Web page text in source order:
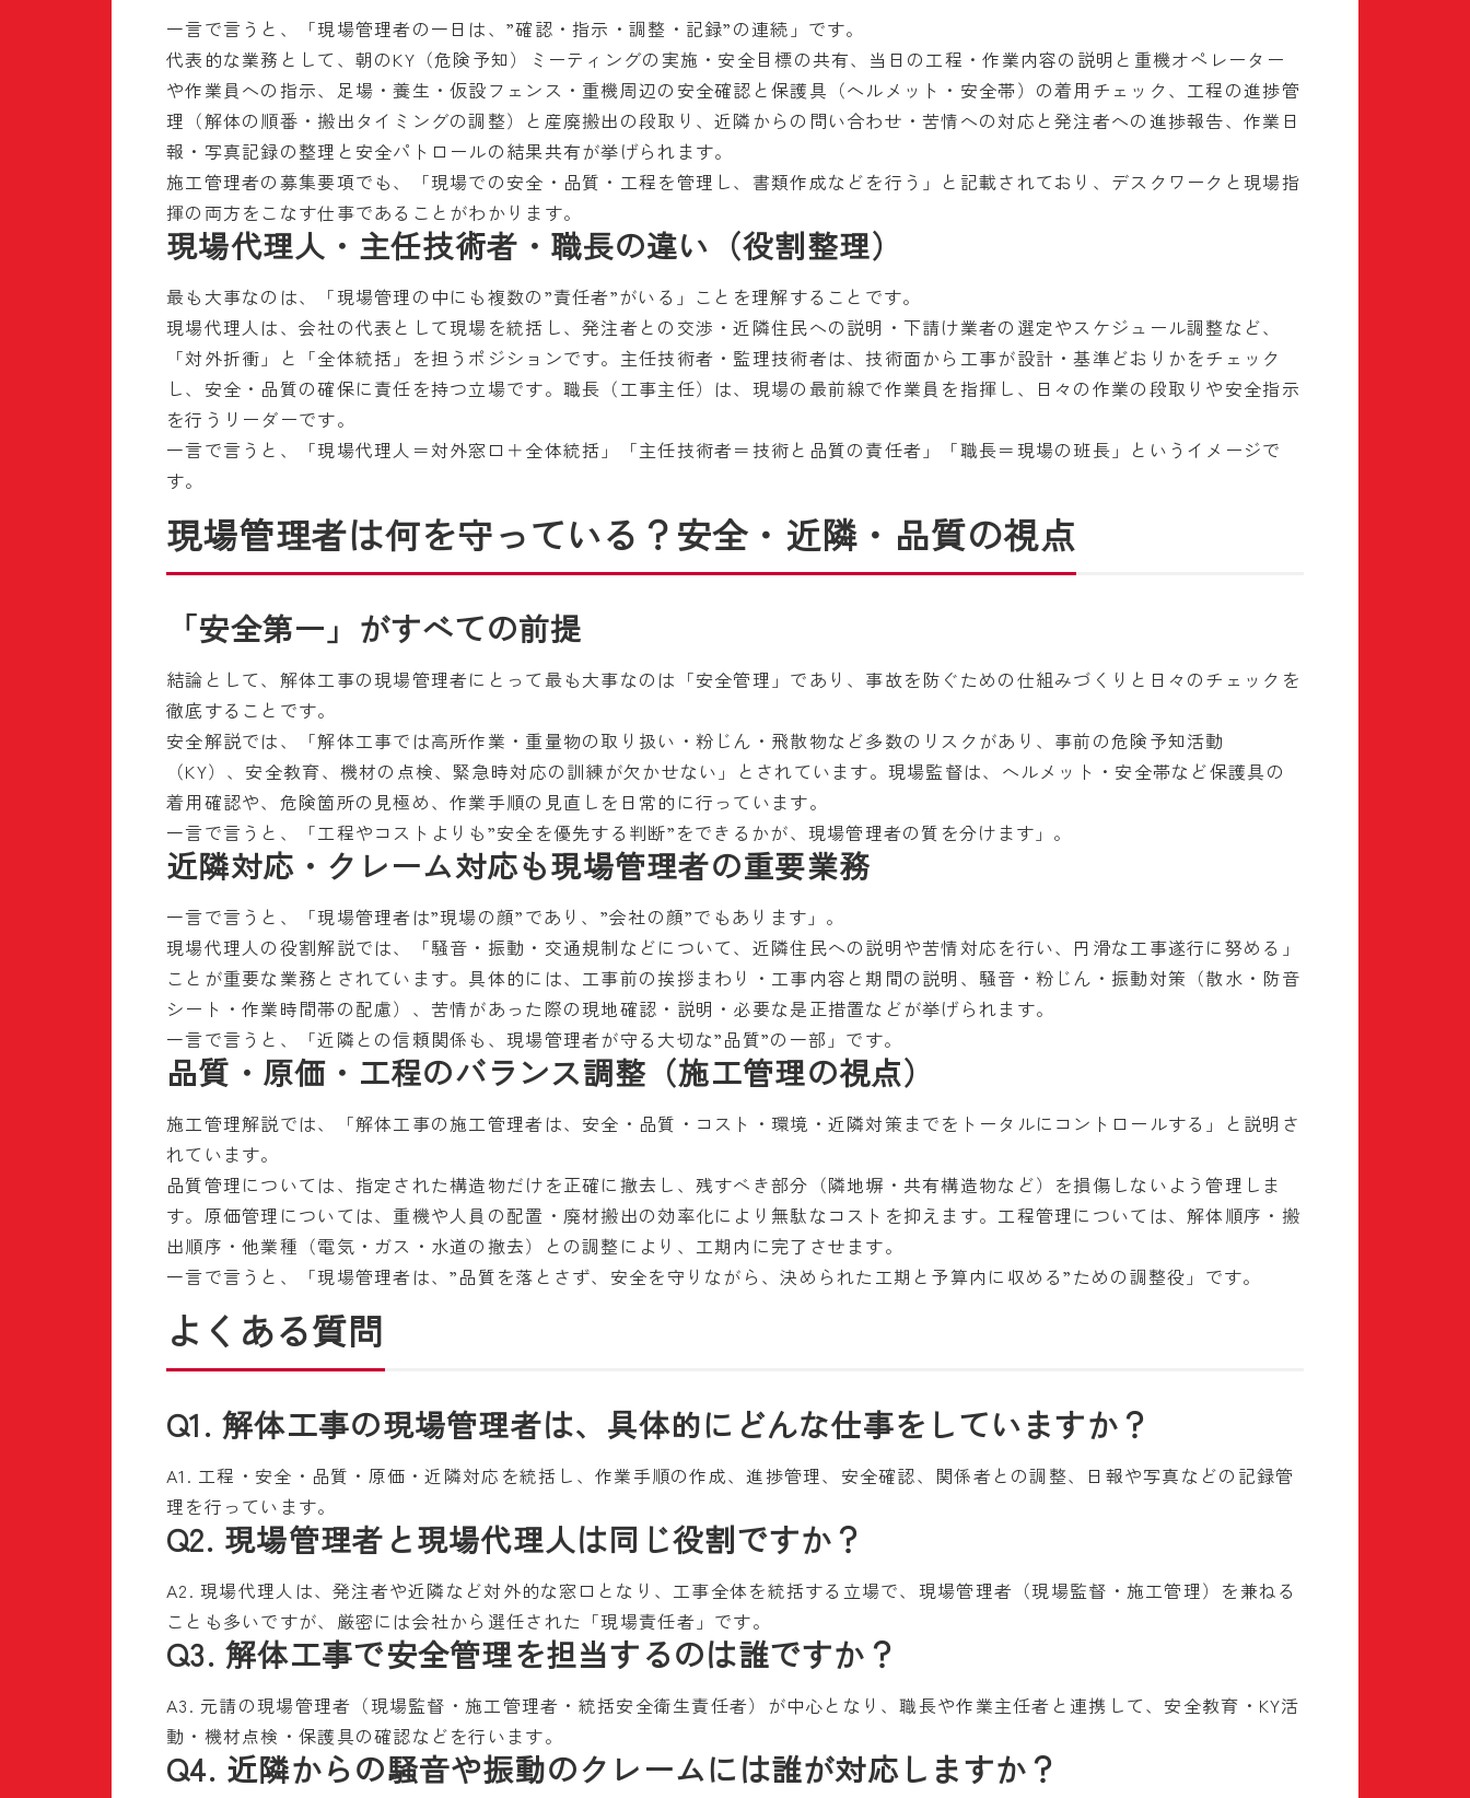
一言で言うと、「現場管理者の一日は、”確認・指示・調整・記録”の連続」です。
代表的な業務として、朝のKY（危険予知）ミーティングの実施・安全目標の共有、当日の工程・作業内容の説明と重機オペレーター
や作業員への指示、足場・養生・仮設フェンス・重機周辺の安全確認と保護具（ヘルメット・安全帯）の着用チェック、工程の進捗管
理（解体の順番・搬出タイミングの調整）と産廃搬出の段取り、近隣からの問い合わせ・苦情への対応と発注者への進捗報告、作業日
報・写真記録の整理と安全パトロールの結果共有が挙げられます。
施工管理者の募集要項でも、「現場での安全・品質・工程を管理し、書類作成などを行う」と記載されており、デスクワークと現場指
揮の両方をこなす仕事であることがわかります。
現場代理人・主任技術者・職長の違い（役割整理）
最も大事なのは、「現場管理の中にも複数の”責任者”がいる」ことを理解することです。
現場代理人は、会社の代表として現場を統括し、発注者との交渉・近隣住民への説明・下請け業者の選定やスケジュール調整など、
「対外折衝」と「全体統括」を担うポジションです。主任技術者・監理技術者は、技術面から工事が設計・基準どおりかをチェック
し、安全・品質の確保に責任を持つ立場です。職長（工事主任）は、現場の最前線で作業員を指揮し、日々の作業の段取りや安全指示
を行うリーダーです。
一言で言うと、「現場代理人＝対外窓口＋全体統括」「主任技術者＝技術と品質の責任者」「職長＝現場の班長」というイメージで
す。
現場管理者は何を守っている？安全・近隣・品質の視点
「安全第一」がすべての前提
結論として、解体工事の現場管理者にとって最も大事なのは「安全管理」であり、事故を防ぐための仕組みづくりと日々のチェックを
徹底することです。
安全解説では、「解体工事では高所作業・重量物の取り扱い・粉じん・飛散物など多数のリスクがあり、事前の危険予知活動
（KY）、安全教育、機材の点検、緊急時対応の訓練が欠かせない」とされています。現場監督は、ヘルメット・安全帯など保護具の
着用確認や、危険箇所の見極め、作業手順の見直しを日常的に行っています。
一言で言うと、「工程やコストよりも”安全を優先する判断”をできるかが、現場管理者の質を分けます」。
近隣対応・クレーム対応も現場管理者の重要業務
一言で言うと、「現場管理者は”現場の顔”であり、”会社の顔”でもあります」。
現場代理人の役割解説では、「騒音・振動・交通規制などについて、近隣住民への説明や苦情対応を行い、円滑な工事遂行に努める」
ことが重要な業務とされています。具体的には、工事前の挨拶まわり・工事内容と期間の説明、騒音・粉じん・振動対策（散水・防音
シート・作業時間帯の配慮）、苦情があった際の現地確認・説明・必要な是正措置などが挙げられます。
一言で言うと、「近隣との信頼関係も、現場管理者が守る大切な”品質”の一部」です。
品質・原価・工程のバランス調整（施工管理の視点）
施工管理解説では、「解体工事の施工管理者は、安全・品質・コスト・環境・近隣対策までをトータルにコントロールする」と説明さ
れています。
品質管理については、指定された構造物だけを正確に撤去し、残すべき部分（隣地塀・共有構造物など）を損傷しないよう管理しま
す。原価管理については、重機や人員の配置・廃材搬出の効率化により無駄なコストを抑えます。工程管理については、解体順序・搬
出順序・他業種（電気・ガス・水道の撤去）との調整により、工期内に完了させます。
一言で言うと、「現場管理者は、”品質を落とさず、安全を守りながら、決められた工期と予算内に収める”ための調整役」です。
よくある質問
Q1. 解体工事の現場管理者は、具体的にどんな仕事をしていますか？
A1. 工程・安全・品質・原価・近隣対応を統括し、作業手順の作成、進捗管理、安全確認、関係者との調整、日報や写真などの記録管
理を行っています。
Q2. 現場管理者と現場代理人は同じ役割ですか？
A2. 現場代理人は、発注者や近隣など対外的な窓口となり、工事全体を統括する立場で、現場管理者（現場監督・施工管理）を兼ねる
ことも多いですが、厳密には会社から選任された「現場責任者」です。
Q3. 解体工事で安全管理を担当するのは誰ですか？
A3. 元請の現場管理者（現場監督・施工管理者・統括安全衛生責任者）が中心となり、職長や作業主任者と連携して、安全教育・KY活
動・機材点検・保護具の確認などを行います。
Q4. 近隣からの騒音や振動のクレームには誰が対応しますか？